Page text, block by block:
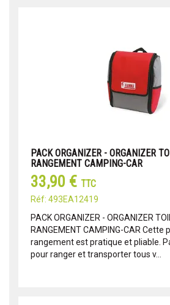
PACK ORGANIZER - ORGANIZER
RANGEMENT CAMPING-CAR
33,90 € TTC
Réf: 493EA12419
PACK ORGANIZER - ORGANIZER
RANGEMENT CAMPING-CAR Cette
rangement est pratique et pliable.
pour ranger et transporter tous v...